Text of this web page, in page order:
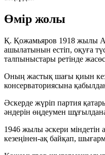
Өмір жолы
Қ. Қожамьяров 1918 жылы
ашылатынын естіп, оқуға
талпыныстары ретінде
Оның жастық шағы қиын
консерваториясына
Әскерде жүріп партия
әндерін өңдеумен
1946 жылы әскери міндетін
кезеңінен-ақ байқап,